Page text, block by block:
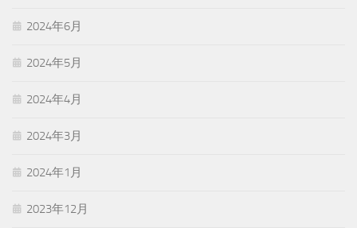
2024年6月
2024年5月
2024年4月
2024年3月
2024年1月
2023年12月